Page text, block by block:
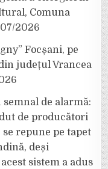
Comuna
2026
Focșani, pe
județul Vrancea
de alarmă:
de producători
repune pe tapet
deși
sistem a adus